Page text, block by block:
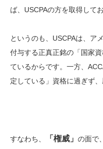
ば、USCPAの方を取得して
というのも、USCPAは、ア
付与する正真正銘の「国家
ているからです。一方、
定している」資格に過ぎず
すなわち、 「権威」 の面で